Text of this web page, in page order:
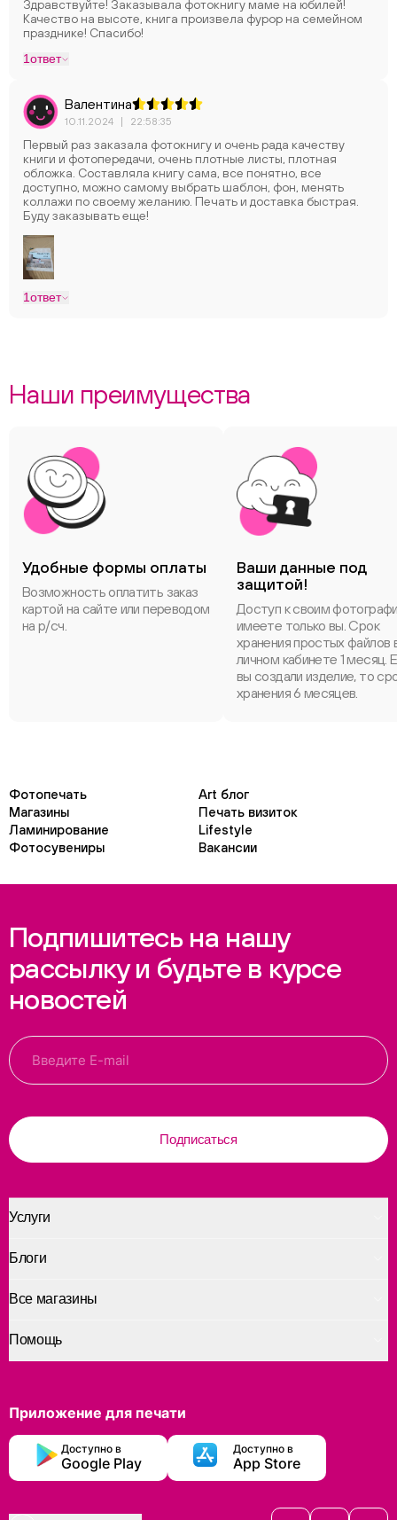
Здравствуйте! Заказывала фотокнигу маме на юбилей!
Качество на высоте, книга произвела фурор на семейном
празднике! Спасибо!
1ответ
Валентина
10.11.2024 | 22:58:35
Первый раз заказала фотокнигу и очень рада качеству
книги и фотопередачи, очень плотные листы, плотная
обложка. Составляла книгу сама, все понятно, все
доступно, можно самому выбрать шаблон, фон, менять
коллажи по своему желанию. Печать и доставка быстрая.
Буду заказывать еще!
1ответ
Наши преимущества
Удобные формы оплаты
Возможность оплатить заказ
картой на сайте или переводом
на р/сч.
Ваши данные под
защитой!
Доступ к своим
имеете только вы. Срок
хранения простых файлов
личном кабинете 1 месяц.
вы создали изделие, то
хранения 6 месяцев.
Фотопечать
Art блог
Магазины
Печать визиток
Ламинирование
Lifestyle
Фотосувениры
Вакансии
Подпишитесь на нашу
рассылку и будьте в курсе
новостей
Подписаться
Услуги
Помощь
Блоги
Все магазины
Приложение для печати
Доступно в
Google Play
Доступно в
App Store